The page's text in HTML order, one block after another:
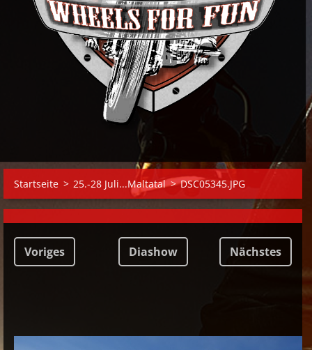
Startseite > 25.-28 Juli...Maltatal > DSC05345.JPG
Voriges Diashow Nächstes